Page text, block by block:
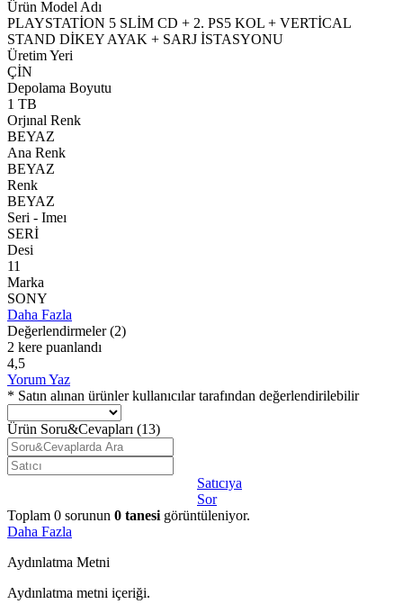
Ürün Model Adı
PLAYSTATİON 5 SLİM CD + 2. PS5 KOL + VERTİCAL
STAND DİKEY AYAK + SARJ İSTASYONU
Üretim Yeri
ÇİN
Depolama Boyutu
1 TB
Orjınal Renk
BEYAZ
Ana Renk
BEYAZ
Renk
BEYAZ
Seri - Imeı
SERİ
Desi
11
Marka
SONY
Daha Fazla
Değerlendirmeler (2)
2 kere puanlandı
4,5
Yorum Yaz
* Satın alınan ürünler kullanıcılar tarafından değerlendirilebilir
Ürün Soru&Cevapları (13)
Satıcıya
Sor
Toplam 0 sorunun 0 tanesi görüntüleniyor.
Daha Fazla
Aydınlatma Metni
Aydınlatma metni içeriği.